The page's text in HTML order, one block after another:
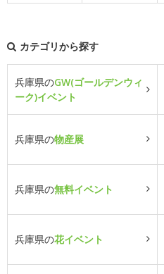
カテゴリから探す
兵庫県のGW(ゴールデンウィ
ーク)イベント
兵庫県の物産展
兵庫県の無料イベント
兵庫県の花イベント